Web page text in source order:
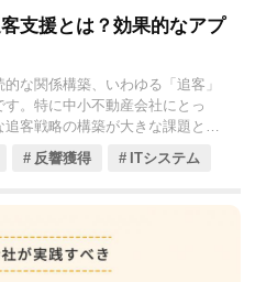
支援とは？効果的なアプ
な関係構築、いわゆる「追客」
。特に中小不動産会社にとっ
客戦略の構築が大きな課題とな
から始め、中小不動産会社が直
がら、実践的な戦略をくわしく
反響獲得 ITシステム